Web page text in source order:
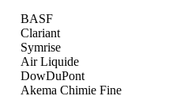
BASF
Clariant
Symrise
Air Liquide
DowDuPont
Akema Chimie Fine